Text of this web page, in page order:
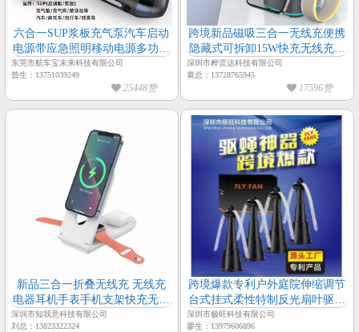
六合一SUP浆板充气泵汽车启动
电源带应急照明移动电源多功能
充气泵
东莞市航车宝末来科技有限公司
曾生：13751039249
25448赞
跨境新品磁吸三合一无线充便携
隐藏式可拆卸15W快充无线充电
器
深圳市桦宜达科技有限公司
黄总：13728765945
17596赞
新品三合一折叠无线充 无线充
电器耳机手表手机支架快充无线
充电
深圳市知我意科技有限公司
刘总：13823322324
跨境爆款专利户外庭院伸缩调节
台式挂式柔性特制反光扇叶驱蝇
风扇
深圳市极旺科技有限公司
廖生：13979606896